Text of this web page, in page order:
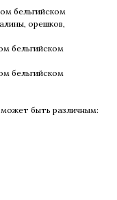
бельгийском
орешков,
бельгийском
бельгийском
быть различным: